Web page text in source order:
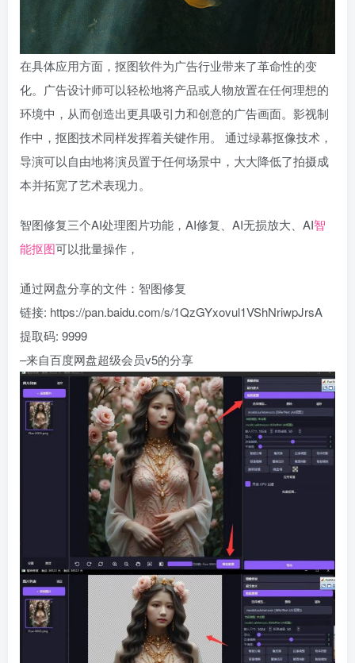
在具体应用方面，抠图软件为广告行业带来了革命性的变
化。广告设计师可以轻松地将产品或人物放置在任何理想的
环境中，从而创造出更具吸引力和创意的广告画面。影视制
作中，抠图技术同样发挥着关键作用。 通过绿幕抠像技术，
导演可以自由地将演员置于任何场景中，大大降低了拍摄成
本并拓宽了艺术表现力。
智图修复三个AI处理图片功能，AI修复、AI无损放大、AI智
能抠图可以批量操作，
通过网盘分享的文件：智图修复
链接: https://pan.baidu.com/s/1QzGYxovul1VShNriwpJrsA
提取码: 9999
–来自百度网盘超级会员v5的分享